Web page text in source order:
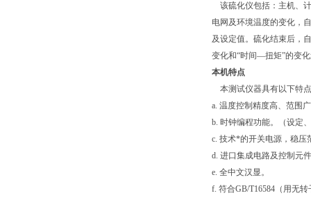
该硫化仪包括：主机、
电网及环境温度的变化，
及设定值。硫化结束后，
变化和“时间—扭矩”的变
本机特点
本测试仪器具有以下特
a. 温度控制精度高、范围
b. 时钟编程功能。（设定
c. 技术*的开关电源，稳压
d. 进口集成电路及控制元
e. 全中文汉显。
f. 符合GB/T16584（用无